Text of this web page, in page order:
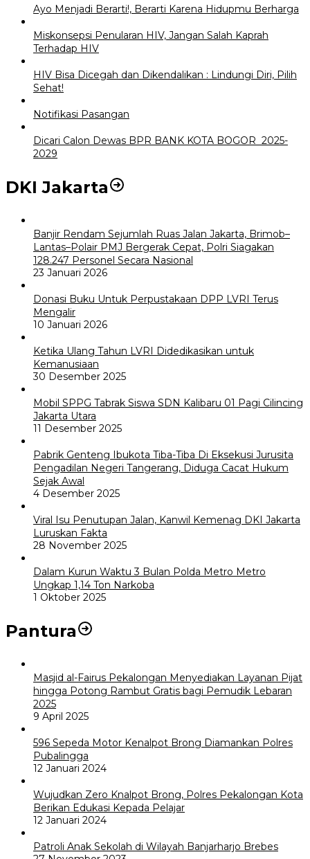
Ayo Menjadi Berarti!, Berarti Karena Hidupmu Berharga
Miskonsepsi Penularan HIV, Jangan Salah Kaprah
Terhadap HIV
HIV Bisa Dicegah dan Dikendalikan : Lindungi Diri, Pilih
Sehat!
Notifikasi Pasangan
Dicari Calon Dewas BPR BANK KOTA BOGOR 2025-
2029
DKI Jakarta
Banjir Rendam Sejumlah Ruas Jalan Jakarta, Brimob–
Lantas–Polair PMJ Bergerak Cepat, Polri Siagakan
128.247 Personel Secara Nasional
23 Januari 2026
Donasi Buku Untuk Perpustakaan DPP LVRI Terus
Mengalir
10 Januari 2026
Ketika Ulang Tahun LVRI Didedikasikan untuk
Kemanusiaan
30 Desember 2025
Mobil SPPG Tabrak Siswa SDN Kalibaru 01 Pagi Cilincing
Jakarta Utara
11 Desember 2025
Pabrik Genteng Ibukota Tiba-Tiba Di Eksekusi Jurusita
Pengadilan Negeri Tangerang, Diduga Cacat Hukum
Sejak Awal
4 Desember 2025
Viral Isu Penutupan Jalan, Kanwil Kemenag DKI Jakarta
Luruskan Fakta
28 November 2025
Dalam Kurun Waktu 3 Bulan Polda Metro Metro
Ungkap 1,14 Ton Narkoba
1 Oktober 2025
Pantura
Masjid al-Fairus Pekalongan Menyediakan Layanan Pijat
hingga Potong Rambut Gratis bagi Pemudik Lebaran
2025
9 April 2025
596 Sepeda Motor Kenalpot Brong Diamankan Polres
Pubalingga
12 Januari 2024
Wujudkan Zero Knalpot Brong, Polres Pekalongan Kota
Berikan Edukasi Kepada Pelajar
12 Januari 2024
Patroli Anak Sekolah di Wilayah Banjarharjo Brebes